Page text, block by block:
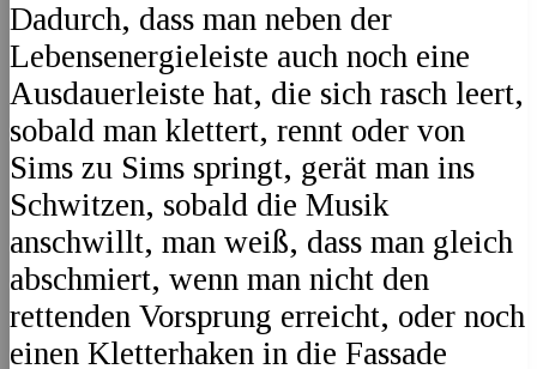
Dadurch, dass man neben der
Lebensenergieleiste auch noch eine
Ausdauerleiste hat, die sich rasch leert,
sobald man klettert, rennt oder von
Sims zu Sims springt, gerät man ins
Schwitzen, sobald die Musik
anschwillt, man weiß, dass man gleich
abschmiert, wenn man nicht den
rettenden Vorsprung erreicht, oder noch
einen Kletterhaken in die Fassade